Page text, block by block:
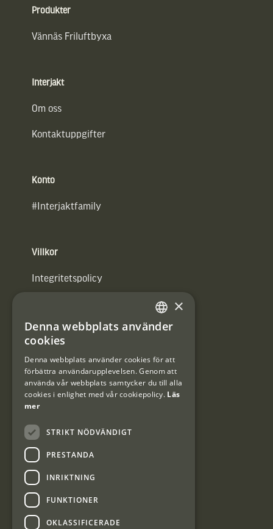
Produkter
Vännäs Friluftbyxa
Interjakt
Om oss
Kontaktuppgifter
Konto
#Interjaktfamily
Villkor
Integritetspolicy
#Interjaktfamily
Kundklubb
Information om kundklubben.
Interjakt Sweden AB, Årjäng
SWEDISH
×
Denna webbplats använder
cookies
Denna webbplats använder cookies för att
förbättra användarupplevelsen. Genom att
använda vår webbplats samtycker du till alla
cookies i enlighet med vår cookiepolicy. Läs
mer
STRIKT NÖDVÄNDIGT
PRESTANDA
INRIKTNING
FUNKTIONER
OKLASSIFICERADE